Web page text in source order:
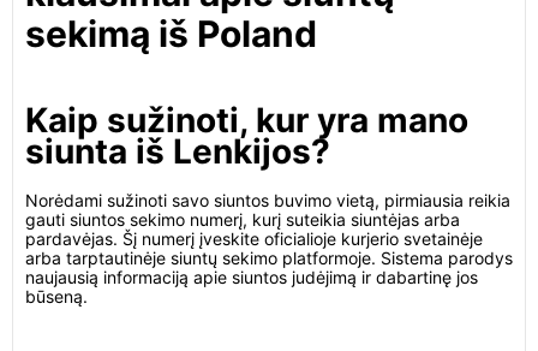
sekimą iš Poland
Kaip sužinoti, kur yra mano
siunta iš Lenkijos?
Norėdami sužinoti savo siuntos buvimo vietą, pirmiausia reikia
gauti siuntos sekimo numerį, kurį suteikia siuntėjas arba
pardavėjas. Šį numerį įveskite oficialioje kurjerio svetainėje
arba tarptautinėje siuntų sekimo platformoje. Sistema parodys
naujausią informaciją apie siuntos judėjimą ir dabartinę jos
būseną.